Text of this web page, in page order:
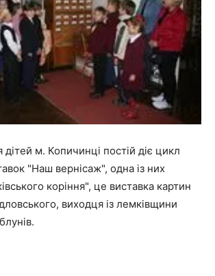
дітей м. Копичинці постій діє цикл
"Наш вернісаж", одна із них
коріння", це виставка картин
виходця із лемківщини